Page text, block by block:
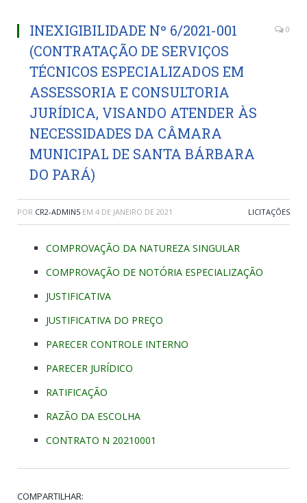
INEXIGIBILIDADE Nº 6/2021-001
(CONTRATAÇÃO DE SERVIÇOS
TÉCNICOS ESPECIALIZADOS EM
ASSESSORIA E CONSULTORIA
JURÍDICA, VISANDO ATENDER ÀS
NECESSIDADES DA CÂMARA
MUNICIPAL DE SANTA BÁRBARA
DO PARÁ)
0
POR CR2-ADMIN5 EM 4 DE JANEIRO DE 2021 LICITAÇÕES
COMPROVAÇÃO DA NATUREZA SINGULAR
COMPROVAÇÃO DE NOTÓRIA ESPECIALIZAÇÃO
JUSTIFICATIVA
JUSTIFICATIVA DO PREÇO
PARECER CONTROLE INTERNO
PARECER JURÍDICO
RATIFICAÇÃO
RAZÃO DA ESCOLHA
CONTRATO N 20210001
COMPARTILHAR: